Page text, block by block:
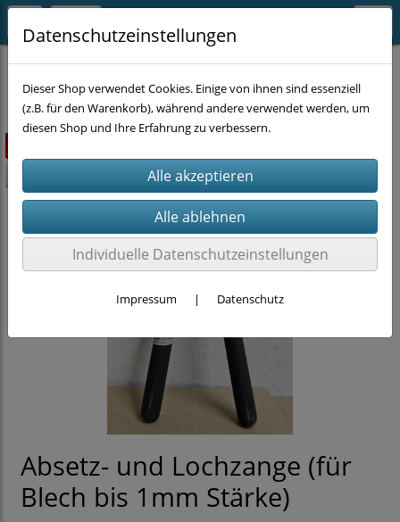
EINZELSTÜCKE
Absetz- und Lochzange (für
Blech bis 1mm Stärke)
Datenschutzeinstellungen
Dieser Shop verwendet Cookies. Einige von ihnen sind essenziell
(z.B. für den Warenkorb), während andere verwendet werden, um
diesen Shop und Ihre Erfahrung zu verbessern.
Individuelle Datenschutzeinstellungen
Impressum | Datenschutz